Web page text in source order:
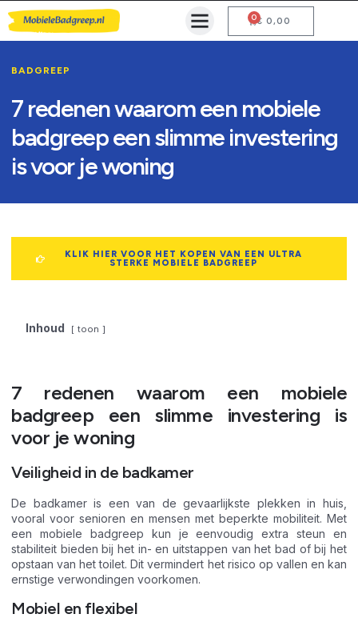
€ 0,00
0
BADGREEP
7 redenen waarom een mobiele
badgreep een slimme investering
is voor je woning
KLIK HIER VOOR HET KOPEN VAN EEN ULTRA
STERKE MOBIELE BADGREEP
Inhoud toon
7 redenen waarom een mobiele
badgreep een slimme investering is
voor je woning
Veiligheid in de badkamer
De badkamer is een van de gevaarlijkste plekken in huis,
vooral voor senioren en mensen met beperkte mobiliteit. Met
een mobiele badgreep kun je eenvoudig extra steun en
stabiliteit bieden bij het in- en uitstappen van het bad of bij het
opstaan van het toilet. Dit vermindert het risico op vallen en kan
ernstige verwondingen voorkomen.
Mobiel en flexibel